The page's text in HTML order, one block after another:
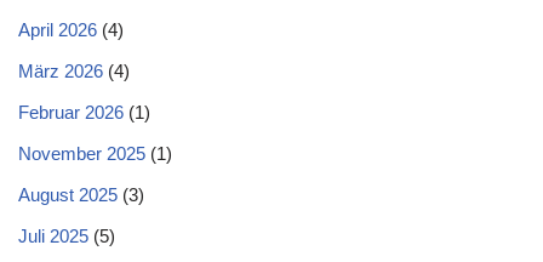
April 2026 (4)
März 2026 (4)
Februar 2026 (1)
November 2025 (1)
August 2025 (3)
Juli 2025 (5)